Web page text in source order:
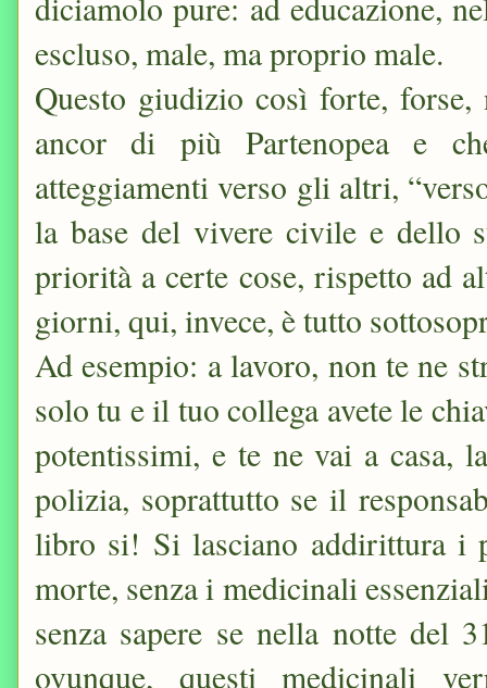
escluso, male, ma proprio male.
Questo giudizio così forte,
ancor di più Partenopea e
atteggiamenti verso gli altri,
la base del vivere civile e dello
priorità a certe cose, rispetto ad
giorni, qui, invece, è tutto
Ad esempio: a lavoro, non te ne
solo tu e il tuo collega avete le
potentissimi, e te ne vai a casa,
polizia, soprattutto se il
libro si! Si lasciano addirittura i
morte, senza i medicinali
senza sapere se nella notte del
ovunque, questi medicinali